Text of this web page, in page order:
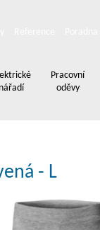
nářadí
Pracovní
oděvy
- L